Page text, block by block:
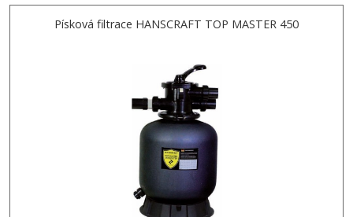
Písková filtrace HANSCRAFT TOP MASTER 450